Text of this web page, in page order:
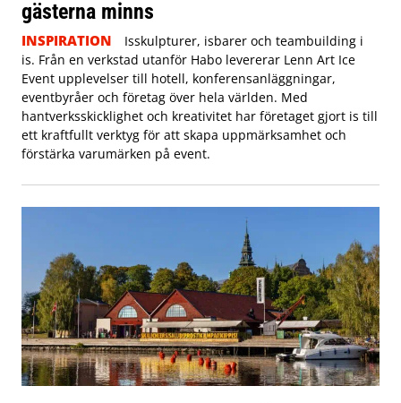
gästerna minns
INSPIRATION
Isskulpturer, isbarer och teambuilding i
is. Från en verkstad utanför Habo levererar Lenn Art Ice
Event upplevelser till hotell, konferensanläggningar,
eventbyråer och företag över hela världen. Med
hantverksskicklighet och kreativitet har företaget gjort is till
ett kraftfullt verktyg för att skapa uppmärksamhet och
förstärka varumärken på event.